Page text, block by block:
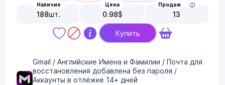
Наличие
188шт.
Цена
0.98$
Продаж
13
Купить
Gmail / Английские Имена и Фамилии / Почта для
восстановления добавлена без пароля /
Аккаунты в отлёжке 14+ дней